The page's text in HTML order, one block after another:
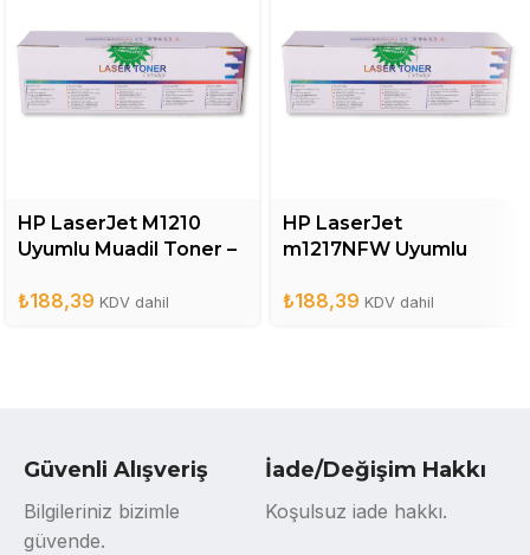
HP LaserJet M1210
Uyumlu Muadil Toner –
₺188,39 KDV dahil
HP LaserJet
m1217NFW Uyumlu
₺188,39 KDV dahil
Güvenli Alışveriş
Bilgileriniz bizimle
güvende.
İade/Değişim Hakkı
Koşulsuz iade hakkı.